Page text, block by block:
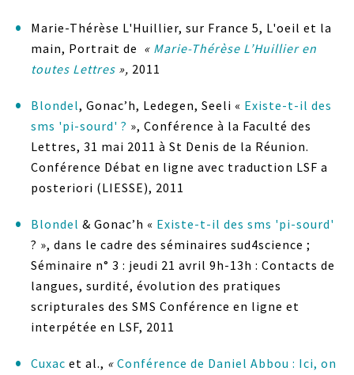
Marie-Thérèse L'Huillier, sur France 5, L'oeil et la
main, Portrait de « Marie-Thérèse L’Huillier en
toutes Lettres », 2011
Blondel, Gonac’h, Ledegen, Seeli « Existe-t-il des
sms 'pi-sourd' ? », Conférence à la Faculté des
Lettres, 31 mai 2011 à St Denis de la Réunion.
Conférence Débat en ligne avec traduction LSF a
posteriori (LIESSE), 2011
Blondel & Gonac’h « Existe-t-il des sms 'pi-sourd'
? », dans le cadre des séminaires sud4science ;
Séminaire n° 3 : jeudi 21 avril 9h-13h : Contacts de
langues, surdité, évolution des pratiques
scripturales des SMS Conférence en ligne et
interpétée en LSF, 2011
Cuxac et al., « Conférence de Daniel Abbou : Ici, on